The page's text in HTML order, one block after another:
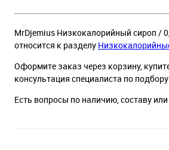
MrDjemius Низкокалорийный сироп /
относится к разделу
Оформите заказ через корзину,
консультация специалиста по
Есть вопросы по наличию, составу